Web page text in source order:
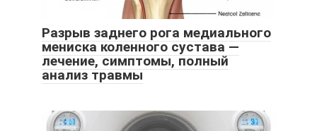
Разрыв заднего рога медиального
мениска коленного сустава —
лечение, симптомы, полный
анализ травмы